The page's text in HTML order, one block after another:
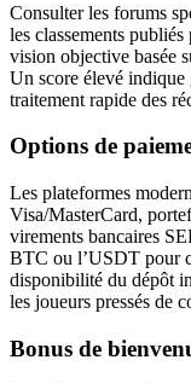
Consulter les forums
les classements
vision objective basée
Un score élevé indique
traitement rapide des
Options de
Les plateformes
Visa/MasterCard,
virements bancaires
BTC ou l’USDT pour
disponibilité du dépôt
les joueurs pressés de
Bonus de